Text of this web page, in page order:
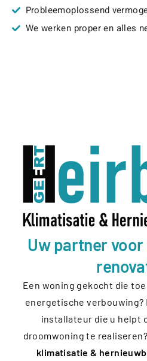
Probleemoplossend
We werken proper en alles
Uw partner
Een woning gekocht die
energetische verbouwing?
installateur die u helpt
droomwoning te
klimatisatie &